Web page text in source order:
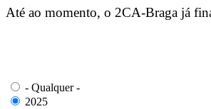
Até ao momento, o 2CA-Braga já
- Qualquer -
2025